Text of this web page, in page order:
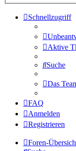
Schnellzugriff
Aktive
Suche
Das
FAQ
Anmelden
Registrieren
Foren-